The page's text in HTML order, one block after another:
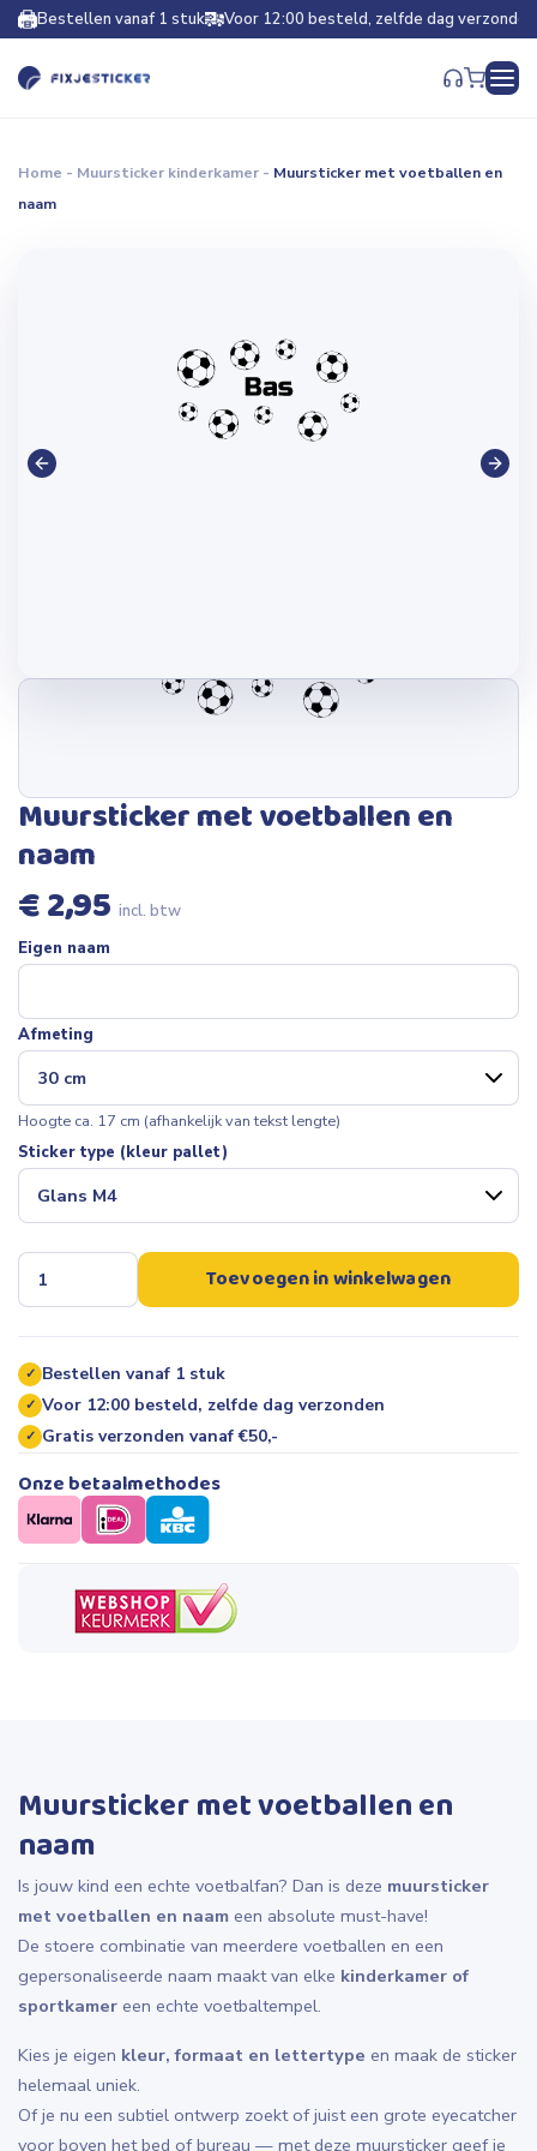
Bestellen vanaf 1 stuk Voor 12:00 besteld, zelfde dag verzonden
Home - Muursticker kinderkamer - Muursticker met voetballen en
naam
Muursticker met voetballen en
naam
€2,95 incl. btw
Eigen naam
Afmeting
Hoogte ca. 17 cm (afhankelijk van tekst lengte)
Sticker type (kleur pallet)
Toevoegen in winkelwagen
✓ Bestellen vanaf 1 stuk
✓ Voor 12:00 besteld, zelfde dag verzonden
✓ Gratis verzonden vanaf €50,-
Onze betaalmethodes
Muursticker met voetballen en
naam
Is jouw kind een echte voetbalfan? Dan is deze muursticker
met voetballen en naam een absolute must-have!
De stoere combinatie van meerdere voetballen en een
gepersonaliseerde naam maakt van elke kinderkamer of
sportkamer een echte voetbaltempel.
Kies je eigen kleur, formaat en lettertype en maak de sticker
helemaal uniek.
Of je nu een subtiel ontwerp zoekt of juist een grote eyecatcher
voor boven het bed of bureau — met deze muursticker geef je